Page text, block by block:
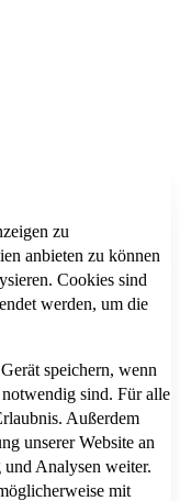
zu
anbieten zu können
Cookies sind
werden, um die
speichern, wenn
sind. Für alle
Außerdem
unserer Website an
Analysen weiter.
mit